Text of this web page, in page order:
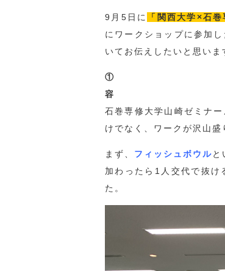
9月5日に 「関西大学×石
にワークショップに参加
いてお伝えしたいと思いま
容
石巻専修大学山崎ゼミナ
けでなく、ワークが沢山盛
まず、 フィッシュボウルと
加わったら1人交代で抜け
た。